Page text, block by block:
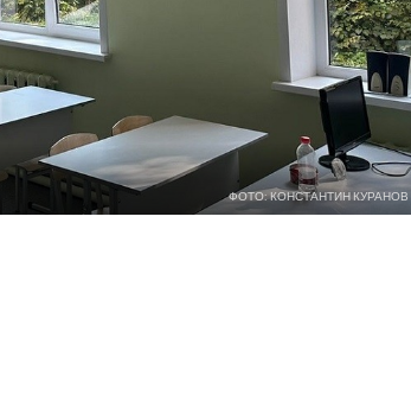
ФОТО: КОНСТАНТИН КУРАНОВ